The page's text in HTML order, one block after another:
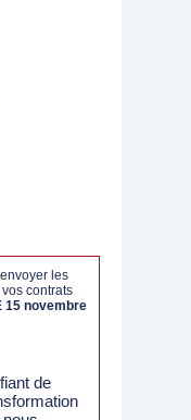
les
contrats
15 novembre
de